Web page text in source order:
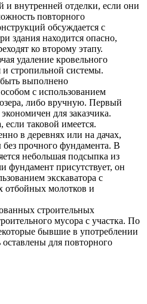
и внутренней отделки, если они
повторного
обсуждается с
здания находится опасно,
ко второму этапу.
удаление кровельного
и стропильной системы.
выполнено
с использованием
либо вручную. Первый
для заказчика.
таковой имеется.
в деревнях или на дачах,
прочного фундамента. В
небольшая подсыпка из
фундамент присутствует, он
экскаватора с
отбойных молотков и
строительных
мусора с участка. По
бывшие в употреблении
для повторного